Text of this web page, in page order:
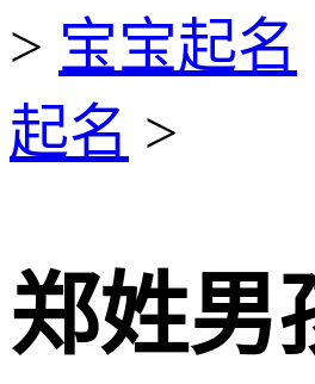
> 宝宝起名
起名 >
郑姓男